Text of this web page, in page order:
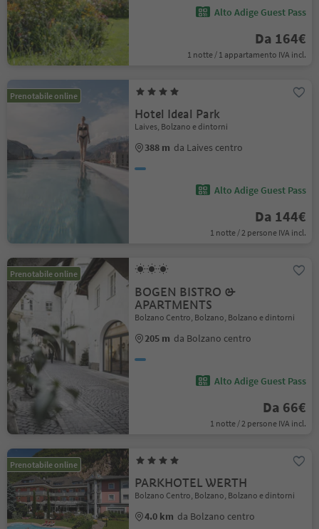
Alto Adige Guest Pass
Da 164€
1 notte / 1 appartamento IVA incl.
Prenotabile online
Hotel Ideal Park
Laives, Bolzano e dintorni
388 m da Laives centro
Alto Adige Guest Pass
Da 144€
1 notte / 2 persone IVA incl.
Prenotabile online
BOGEN BISTRO &
APARTMENTS
Bolzano Centro, Bolzano, Bolzano e dintorni
205 m da Bolzano centro
Alto Adige Guest Pass
Da 66€
1 notte / 2 persone IVA incl.
Prenotabile online
PARKHOTEL WERTH
Bolzano Centro, Bolzano, Bolzano e dintorni
4.0 km da Bolzano centro